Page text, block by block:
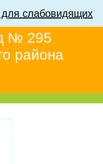
слабовидящих
№ 295
района